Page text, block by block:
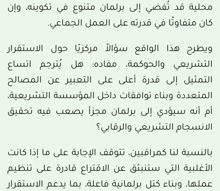
محلية قد تُفضي إلى برلمان متنوع في تكوينه، وإن
كان متفاوتًا في قدرته على العمل الجماعي.
ويطرح هذا الواقع سؤالاً مركزيّا حول الاستقرار
التشريعي والحوكمة، مفاده: هل يُترجم اتساع
التمثيل إلى قدرة أعلى على التعبير عن المصالح
المتعددة وبناء توافقات داخل المؤسسة التشريعية،
أم أنه سيؤدي إلى برلمان مجزأ يصعب فيه تحقيق
الانسجام التشريعي والرقابي؟
بالنسبة لنا كمراقبين، تتوقف الإجابة على ما إذا كانت
الأغلبية التي ستنبثق عن الاقتراع قادرة على تنظيم
عملها، وبناء كتل برلمانية فاعلة، بما يدعم الاستقرار